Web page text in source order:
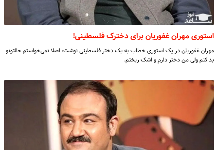
استوری مهران غفوریان برای دخترک فلسطینی!
مهران غفوریان در یک استوری خطاب به یک دختر فلسطینی نوشت: اصلا نمی‌خواستم حالتونو
بد کنم ولی من دختر دارم و اشک ریختم.